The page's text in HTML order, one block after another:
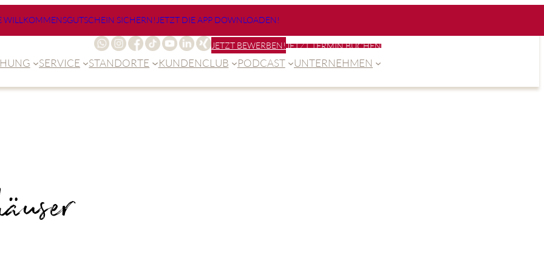
WILLKOMMENSGUTSCHEIN SICHERN! JETZT DIE APP DOWNLOADEN!
JETZT BEWERBEN!JETZT TERMIN BUCHEN
SERVICE STANDORTE KUNDENCLUB PODCAST UNTERNEHMEN